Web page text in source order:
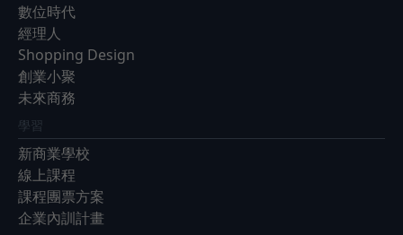
數位時代
經理人
Shopping Design
創業小聚
未來商務
學習
新商業學校
線上課程
課程團票方案
企業內訓計畫